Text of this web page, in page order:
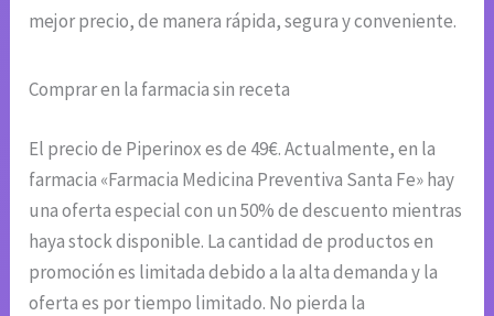
mejor precio, de manera rápida, segura y conveniente.
Comprar en la farmacia sin receta
El precio de Piperinox es de 49€. Actualmente, en la
farmacia «Farmacia Medicina Preventiva Santa Fe» hay
una oferta especial con un 50% de descuento mientras
haya stock disponible. La cantidad de productos en
promoción es limitada debido a la alta demanda y la
oferta es por tiempo limitado. No pierda la